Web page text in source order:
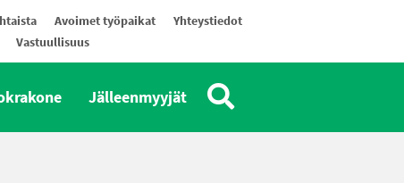
Avoimet työpaikat
Yhteystiedot
Vastuullisuus
Jälleenmyyjät